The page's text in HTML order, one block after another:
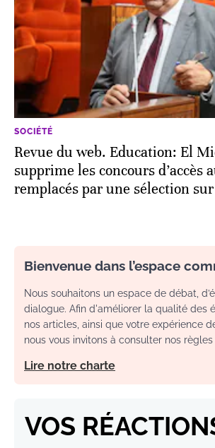
SOCIÉTÉ
Revue du web. Education: El
supprime les concours d’accès
remplacés par une sélection
Bienvenue dans l’espace
Nous souhaitons un espace de débat,
dialogue. Afin d'améliorer la qualité des
nos articles, ainsi que votre expérience
nous vous invitons à consulter nos règles
Lire notre charte
VOS